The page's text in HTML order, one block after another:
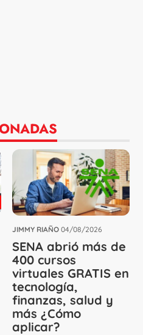
JIMMY RIAÑO 04/08/2026
SENA abrió más de
400 cursos
virtuales GRATIS en
tecnología,
finanzas, salud y
más ¿Cómo
aplicar?